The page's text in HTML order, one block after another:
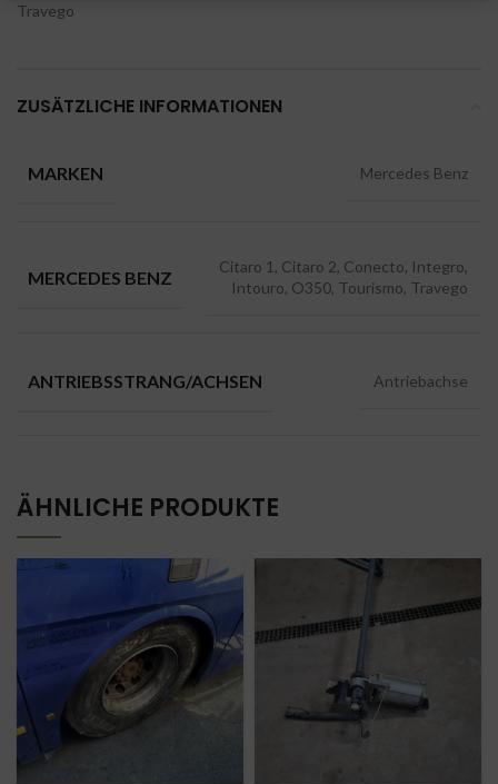
Travego
ZUSÄTZLICHE INFORMATIONEN
MARKEN Mercedes Benz
MERCEDES BENZ
Citaro 1, Citaro 2, Conecto, Integro,
Intouro, O350, Tourismo, Travego
ANTRIEBSSTRANG/ACHSEN Antriebachse
ÄHNLICHE PRODUKTE